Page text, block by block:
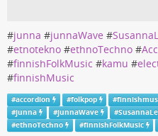
#junna #junnaWave #
#etnotekno #ethnoTechno #
#finnishFolkMusic #kamu #
#finnishMusic
#accordion #folkpop #
#junna #junnaWave #
#ethnoTechno #finnishFolkMusic